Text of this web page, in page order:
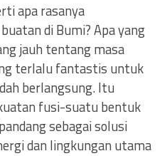
apa rasanya
di Bumi? Apa yang
jauh tentang masa
terlalu fantastis untuk
berlangsung. Itu
fusi-suatu bentuk
sebagai solusi
dan lingkungan utama